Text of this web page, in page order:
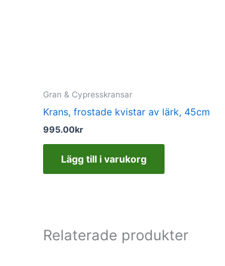
Gran & Cypresskransar
Krans, frostade kvistar av lärk, 45cm
995.00kr
Lägg till i varukorg
Relaterade produkter